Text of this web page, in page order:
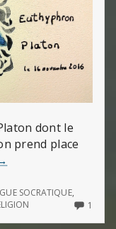
dont le
prend place
SOCRATIQUE,
1